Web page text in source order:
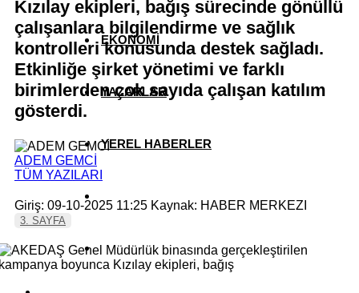
EKONOMİ
YAZARLAR
YEREL HABERLER
Kızılay ekipleri, bağış sürecinde gönüllü
çalışanlara bilgilendirme ve sağlık
kontrolleri konusunda destek sağladı.
Etkinliğe şirket yönetimi ve farklı
birimlerden çok sayıda çalışan katılım
gösterdi.
ADEM GEMCİ
TÜM YAZILARI
Giriş: 09-10-2025 11:25 Kaynak: HABER MERKEZI
3. SAYFA